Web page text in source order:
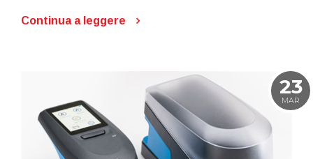
Continua a leggere
23
MAR